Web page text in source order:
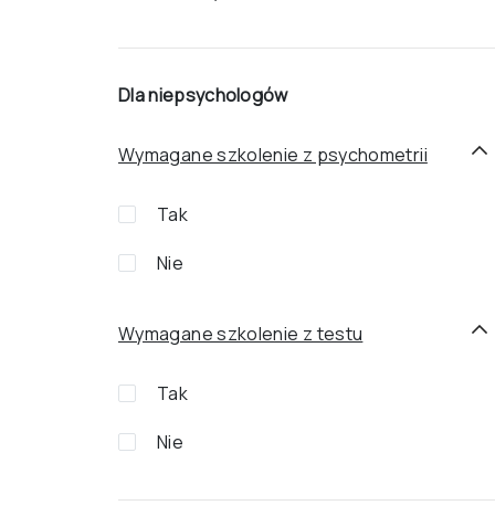
Dla niepsychologów
Wymagane szkolenie z psychometrii
Tak
Nie
Wymagane szkolenie z testu
Tak
Nie